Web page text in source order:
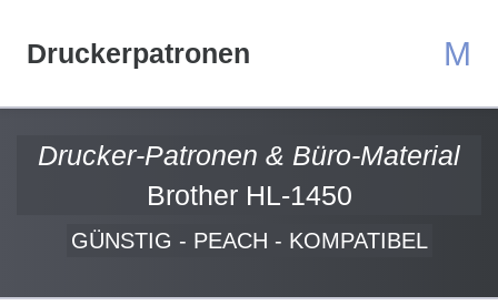
Druckerpatronen M
Drucker-Patronen & Büro-Material
Brother HL-1450
GÜNSTIG - PEACH - KOMPATIBEL